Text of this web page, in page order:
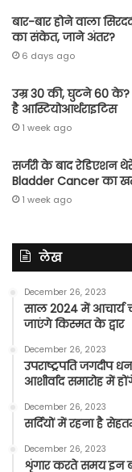
बार-बार होने वाला
का संकेत, जाने अंतर?
6 days ago
उम्र 30 की, घुटने 60
है आस्टियोआर्थराइटिस
1 week ago
सर्जरी के बाद रेडिएशन
Bladder Cancer का
1 week ago
लेख
December 26, 2023
साल 2024 में आचार्य
जाएंगे किस्मत के द्वार
December 26, 2023
उपराष्ट्रपति जगदीप
आशीर्वाद समारोह में
December 26, 2023
सर्दियों में रहना है
December 26, 2023
शृंगार करते समय इन